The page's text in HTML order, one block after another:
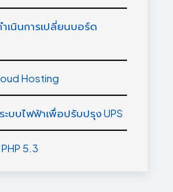
เนินการเปลี่ยนบอร์ด
Hosting
บบไฟฟ้าเพื่อปรับปรุง UPS
5.3